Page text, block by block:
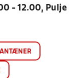
- 12.00, Pulje